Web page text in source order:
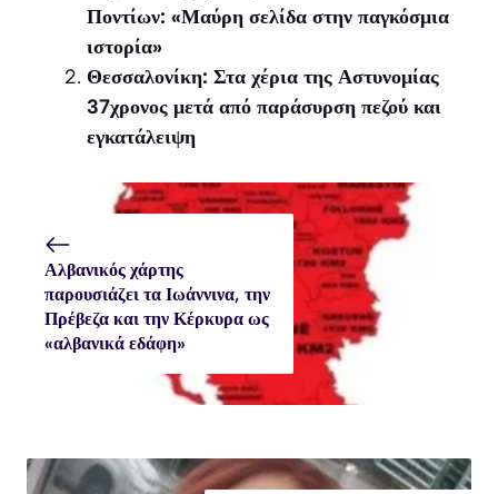
Ποντίων: «Μαύρη σελίδα στην παγκόσμια
ιστορία»
Θεσσαλονίκη: Στα χέρια της Αστυνομίας
37χρονος μετά από παράσυρση πεζού και
εγκατάλειψη
Αλβανικός χάρτης
παρουσιάζει τα Ιωάννινα, την
Πρέβεζα και την Κέρκυρα ως
«αλβανικά εδάφη»